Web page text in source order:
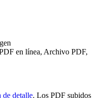
en línea, Archivo PDF,
de detalle. Los PDF subidos